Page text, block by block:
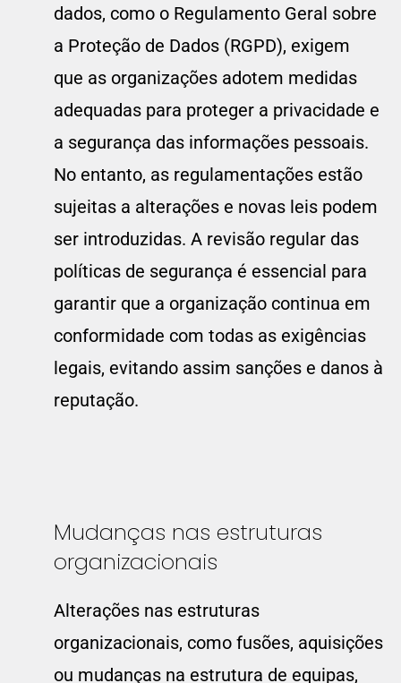
dados, como o Regulamento Geral sobre
a Proteção de Dados (RGPD), exigem
que as organizações adotem medidas
adequadas para proteger a privacidade e
a segurança das informações pessoais.
No entanto, as regulamentações estão
sujeitas a alterações e novas leis podem
ser introduzidas. A revisão regular das
políticas de segurança é essencial para
garantir que a organização continua em
conformidade com todas as exigências
legais, evitando assim sanções e danos à
reputação.
Mudanças nas estruturas
organizacionais
Alterações nas estruturas
organizacionais, como fusões, aquisições
ou mudanças na estrutura de equipas,